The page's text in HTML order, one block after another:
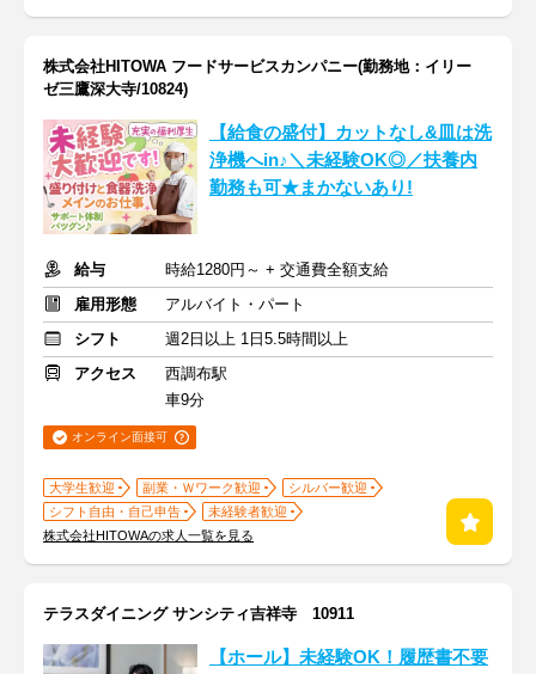
株式会社HITOWA フードサービスカンパニー(勤務地：イリー
ゼ三鷹深大寺/10824)
【給食の盛付】カットなし&皿は洗
浄機へin♪＼未経験OK◎／扶養内
勤務も可★まかないあり!
給与
時給1280円～ + 交通費全額支給
雇用形態
アルバイト・パート
シフト
週2日以上 1日5.5時間以上
アクセス
西調布駅
車9分
オンライン面接可
大学生歓迎 副業・Ｗワーク歓迎
シルバー歓迎
シフト自由・自己申告
未経験者歓迎
株式会社HITOWAの求人一覧を見る
テラスダイニング サンシティ吉祥寺 10911
【ホール】未経験OK！履歴書不要